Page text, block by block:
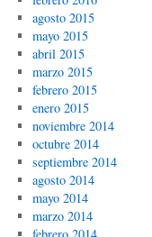
agosto 2015
mayo 2015
abril 2015
marzo 2015
febrero 2015
enero 2015
noviembre 2014
octubre 2014
septiembre 2014
agosto 2014
mayo 2014
marzo 2014